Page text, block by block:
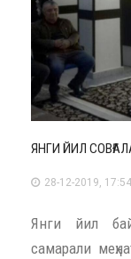
ЯНГИ ЙИЛ
28-12-2019, 17:54
Янги йил
самарали